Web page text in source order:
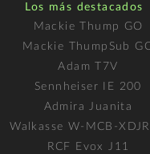
Los más destacados
Mackie Thump GO
Mackie ThumpSub
Adam T7V
Sennheiser IE 200
Admira Juanita
Walkasse W-MCB-
RCF Evox J11